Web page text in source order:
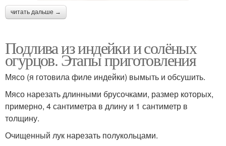
читать дальше →
Подлива из индейки и солёных
огурцов. Этапы приготовления
Мясо (я готовила филе индейки) вымыть и обсушить.
Мясо нарезать длинными брусочками, размер которых,
примерно, 4 сантиметра в длину и 1 сантиметр в
толщину.
Очищенный лук нарезать полукольцами.